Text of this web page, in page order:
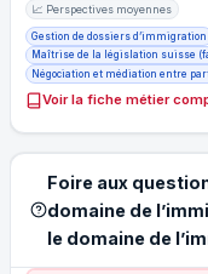
📈 Perspectives moyennes
Gestion de dossiers d’immigration
Maîtrise de la législation suisse
Négociation et médiation entre
Voir la fiche métier
Foire aux
domaine de
le domaine de